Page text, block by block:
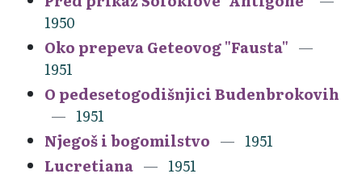
1950
Oko prepeva Geteovog "Fausta"
1951
O pedesetogodišnjici Budenbrokovih
1951
Njegoš i bogomilstvo
1951
Lucretiana
1951